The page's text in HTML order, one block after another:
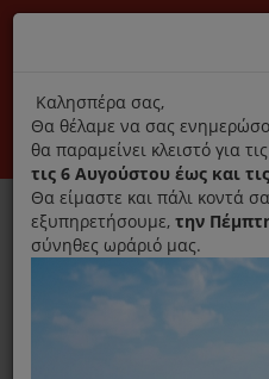
Αποκλειστικά γνήσια
Σύνδεση
title
Καλησπέρα σας,
Θα θέλαμε να σας
θα παραμείνει κλειστό για
τις 6 Αυγούστου έως και
Θα είμαστε και πάλι κοντά
εξυπηρετήσουμε, την
σύνηθες ωράριό μας.